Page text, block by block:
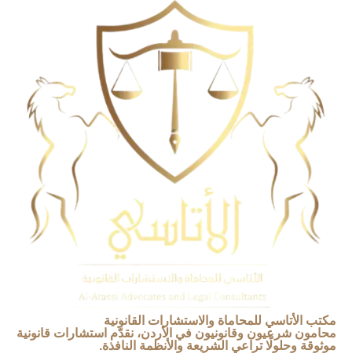
مكتب الأتاسي للمحاماة والاستشارات القانونية
محامون شرعيون وقانونيون في الأردن، نقدّم استشارات قانونية
موثوقة وحلولًا تراعي الشريعة والأنظمة النافذة.